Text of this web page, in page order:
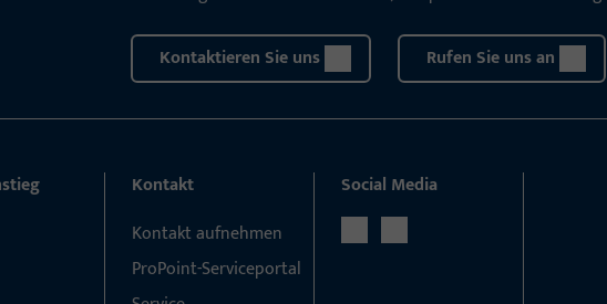
Kontaktieren Sie uns Rufen Sie uns an
Kontakt
Kontakt aufnehmen
ProPoint-Serviceportal
Social Media